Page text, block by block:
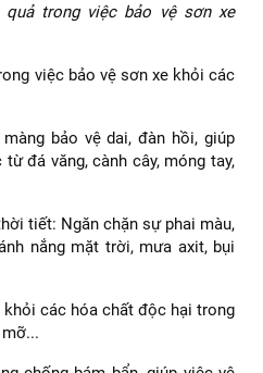
🔰 29.000.000 💯 5 năm
🔰 62.000.000 💯 8 năm